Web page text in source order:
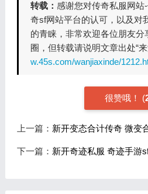
转载： 感谢您对传奇私服网
奇sf网站平台的认可，以及对
的青睐，非常欢迎各位朋友分
圈，但转载请说明文章出处“来
w.45s.com/wanjiaxinde/
很赞哦！ (
上一篇： 新开变态合计传奇 微变
下一篇： 新开奇迹私服 奇迹手游